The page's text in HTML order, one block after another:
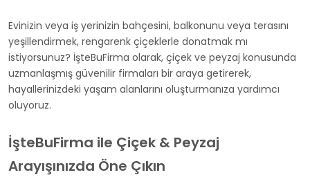
Evinizin veya iş yerinizin bahçesini, balkonunu veya terasını
yeşillendirmek, rengarenk çiçeklerle donatmak mı
istiyorsunuz? İşteBuFirma olarak, çiçek ve peyzaj konusunda
uzmanlaşmış güvenilir firmaları bir araya getirerek,
hayallerinizdeki yaşam alanlarını oluşturmanıza yardımcı
oluyoruz.
İşteBuFirma ile Çiçek & Peyzaj
Arayışınızda Öne Çıkın